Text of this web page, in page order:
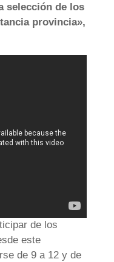
selección de los
provincia»,
de los
este
de 9 a 12 y de